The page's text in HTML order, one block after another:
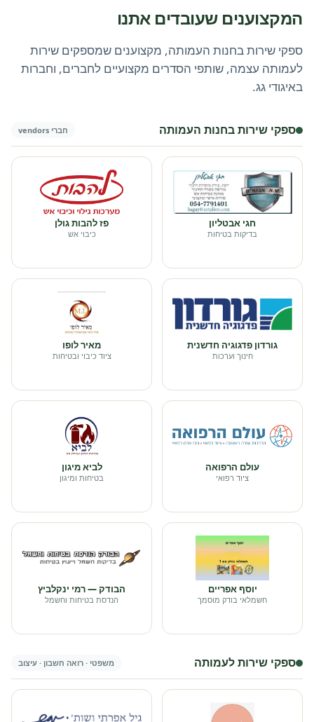
המקצוענים שעובדים אתנו
ספקי שירות בחנות העמותה, מקצוענים שמספקים שירות
לעמותה עצמה, שותפי הסדרים מקצועיים לחברים, וחברות
באיגודי גג.
ספקי שירות בחנות העמותה חברי vendors
חגי אבטליון
בדיקות בטיחות
פז להבות גולן
כיבוי אש
גורדון פדגוגיה חדשנית
חינוך וערכות
מאיר לופו
ציוד כיבוי ובטיחות
עולם הרפואה
ציוד רפואי
לביא מיגון
בטיחות ומיגון
יוסף אפריים
חשמלאי בודק מוסמך
הבודק — רמי ינקלביץ
הנדסת בטיחות וחשמל
ספקי שירות לעמותה משפטי · רואה חשבון · עיצוב